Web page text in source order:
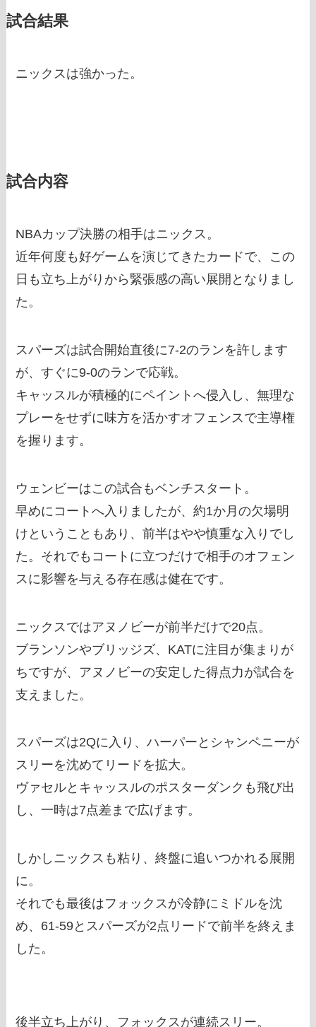
試合結果
ニックスは強かった。
試合内容
NBAカップ決勝の相手はニックス。
近年何度も好ゲームを演じてきたカードで、この
日も立ち上がりから緊張感の高い展開となりまし
た。
スパーズは試合開始直後に7-2のランを許します
が、すぐに9-0のランで応戦。
キャッスルが積極的にペイントへ侵入し、無理な
プレーをせずに味方を活かすオフェンスで主導権
を握ります。
ウェンビーはこの試合もベンチスタート。
早めにコートへ入りましたが、約1か月の欠場明
けということもあり、前半はやや慎重な入りでし
た。それでもコートに立つだけで相手のオフェン
スに影響を与える存在感は健在です。
ニックスではアヌノビーが前半だけで20点。
ブランソンやブリッジズ、KATに注目が集まりが
ちですが、アヌノビーの安定した得点力が試合を
支えました。
スパーズは2Qに入り、ハーパーとシャンペニーが
スリーを沈めてリードを拡大。
ヴァセルとキャッスルのポスターダンクも飛び出
し、一時は7点差まで広げます。
しかしニックスも粘り、終盤に追いつかれる展開
に。
それでも最後はフォックスが冷静にミドルを沈
め、61-59とスパーズが2点リードで前半を終えま
した。
後半立ち上がり、フォックスが連続スリー。